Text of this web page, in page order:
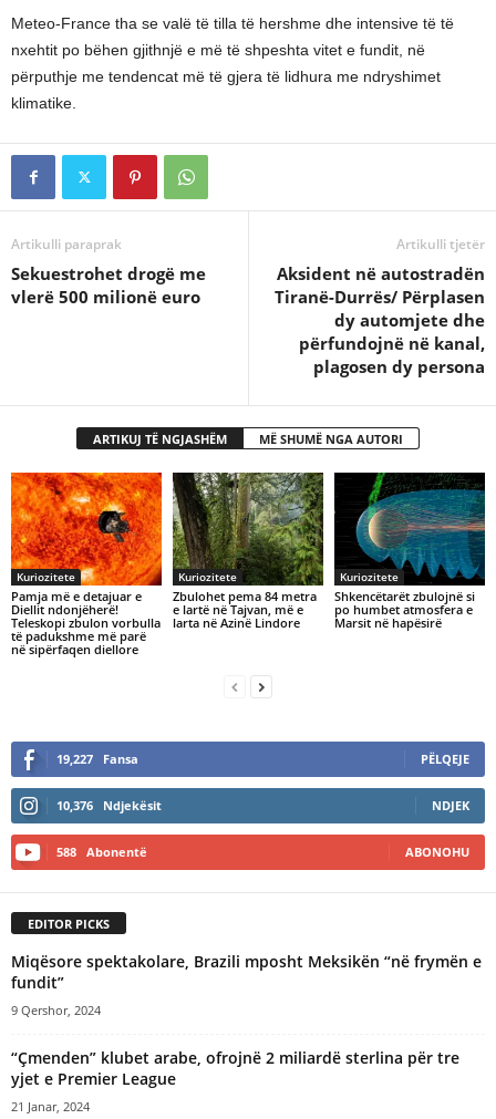
Meteo-France tha se valë të tilla të hershme dhe intensive të të
nxehtit po bëhen gjithnjë e më të shpeshta vitet e fundit, në
përputhje me tendencat më të gjera të lidhura me ndryshimet
klimatike.
Artikulli paraprak
Sekuestrohet drogë me
vlerë 500 milionë euro
Artikulli tjetër
Aksident në autostradën
Tiranë-Durrës/ Përplasen
dy automjete dhe
përfundojnë në kanal,
plagosen dy persona
ARTIKUJ TË NGJASHËM MË SHUMË NGA AUTORI
Kuriozitete
Pamja më e detajuar e
Diellit ndonjëherë!
Teleskopi zbulon vorbulla
të padukshme më parë
në sipërfaqen diellore
Kuriozitete
Zbulohet pema 84 metra
e lartë në Tajvan, më e
larta në Azinë Lindore
Kuriozitete
Shkencëtarët zbulojnë si
po humbet atmosfera e
Marsit në hapësirë
19,227 Fansa PËLQEJE
10,376 Ndjekësit NDJEK
588 Abonentë ABONOHU
EDITOR PICKS
Miqësore spektakolare, Brazili mposht Meksikën “në frymën e
fundit”
9 Qershor, 2024
“Çmenden” klubet arabe, ofrojnë 2 miliardë sterlina për tre
yjet e Premier League
21 Janar, 2024